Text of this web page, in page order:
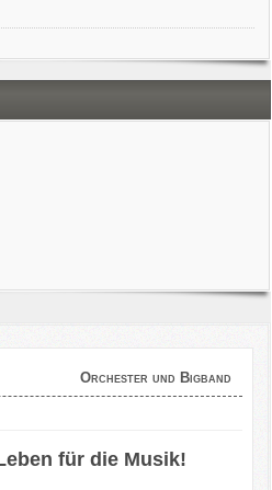
Orchester und Bigband
für die Musik!